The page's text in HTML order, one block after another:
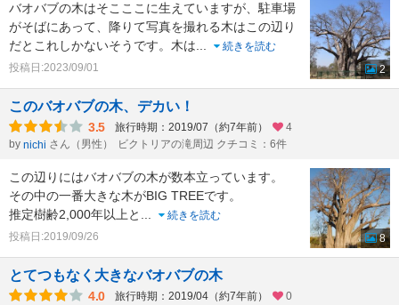
バオバブの木はそこここに生えていますが、駐車場
がそばにあって、降りて写真を撮れる木はこの辺り
だとこれしかないそうです。木は...
続きを読む
投稿日:2023/09/01
2
このバオバブの木、デカい！
3.5 旅行時期：2019/07（約7年前）
4
by nichi さん（男性） ビクトリアの滝周辺 クチコミ：6件
この辺りにはバオバブの木が数本立っています。
その中の一番大きな木がBIG TREEです。
推定樹齢2,000年以上と ...
続きを読む
投稿日:2019/09/26
8
とてつもなく大きなバオバブの木
4.0 旅行時期：2019/04（約7年前）
0